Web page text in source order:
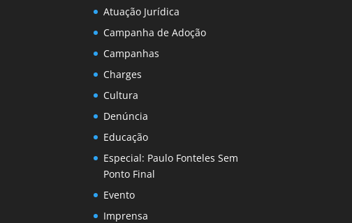
Atuação Jurídica
Campanha de Adoção
Campanhas
Charges
Cultura
Denúncia
Educação
Especial: Paulo Fonteles Sem
Ponto Final
Evento
Imprensa